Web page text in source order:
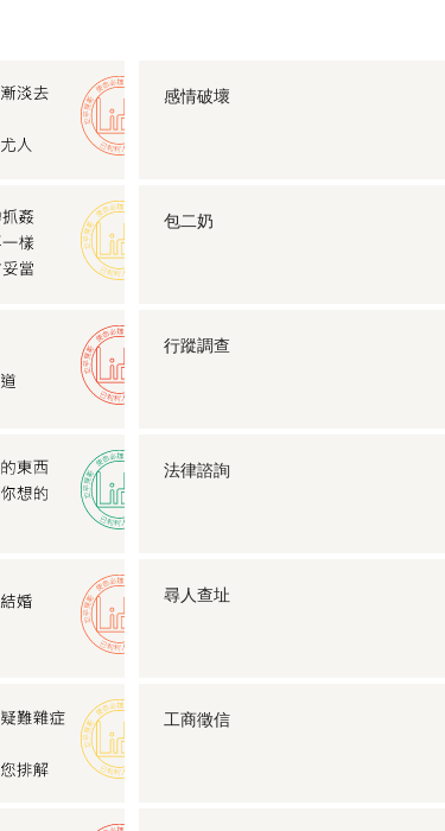
感情破壞
包二奶
行蹤調查
法律諮詢
尋人查址
工商徵信